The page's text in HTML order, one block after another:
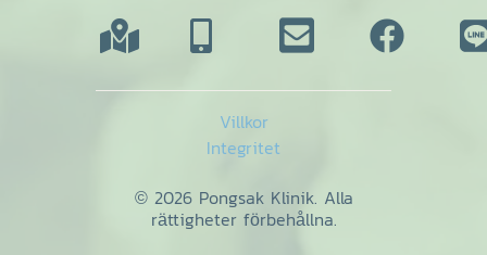
Villkor
Integritet
© 2026 Pongsak Klinik. Alla
rättigheter förbehållna.